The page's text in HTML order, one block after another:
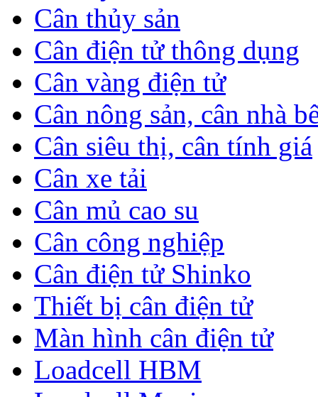
Cân thủy sản
Cân điện tử thông dụng
Cân vàng điện tử
Cân nông sản, cân nhà
Cân siêu thị, cân tính giá
Cân xe tải
Cân mủ cao su
Cân công nghiệp
Cân điện tử Shinko
Thiết bị cân điện tử
Màn hình cân điện tử
Loadcell HBM